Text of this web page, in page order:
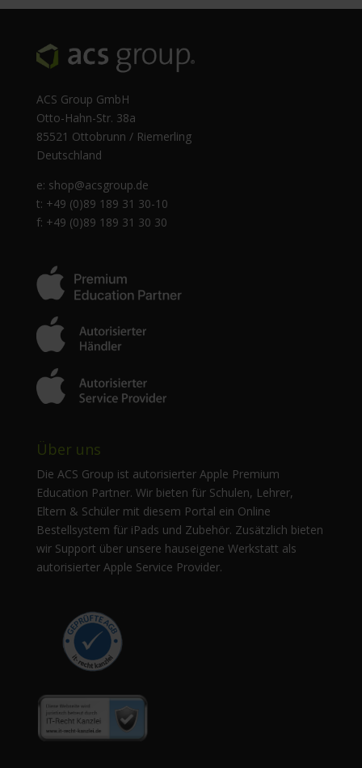
ACS Group GmbH
Otto-Hahn-Str. 38a
85521 Ottobrunn / Riemerling
Deutschland
e: shop@acsgroup.de
t: +49 (0)89 189 31 30-10
f: +49 (0)89 189 31 30 30
Über uns
Die ACS Group ist autorisierter Apple Premium
Education Partner. Wir bieten für Schulen, Lehrer,
Eltern & Schüler mit diesem Portal ein Online
Bestellsystem für iPads und Zubehör. Zusätzlich bieten
wir Support über unsere hauseigene Werkstatt als
autorisierter Apple Service Provider.